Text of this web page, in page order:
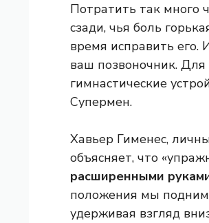
Потратить так много
сзади, чья боль
время исправить его.
ваш позвоночник. Для
гимнастические
Супермен.
Хавьер Гименес,
объясняет, что
расширенными
положения мы
удерживая взгляд